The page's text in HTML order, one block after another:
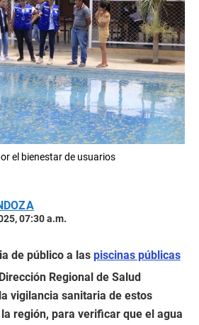
el bienestar de usuarios
07:30 a.m.
de público a las piscinas públicas
Regional de Salud
vigilancia sanitaria de estos
región, para verificar que el agua